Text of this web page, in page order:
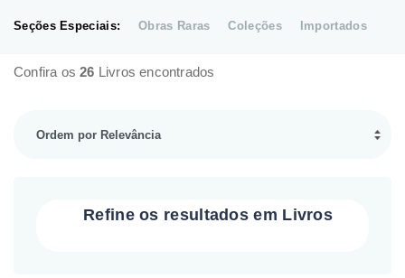
Seções Especiais: Obras Raras Coleções Importados
Confira os26 Livros encontrados
Refine os resultados em Livros